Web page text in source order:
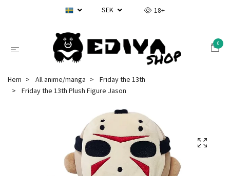
SEK 18+
0
Hem All anime/manga
Friday the 13th
Friday the 13th Plush Figure Jason